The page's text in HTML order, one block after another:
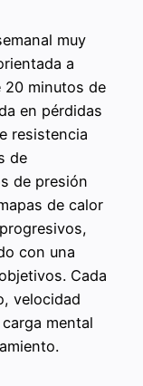
muy
a
20 minutos de
en pérdidas
resistencia
de
de presión
de calor
con una
Cada
velocidad
mental